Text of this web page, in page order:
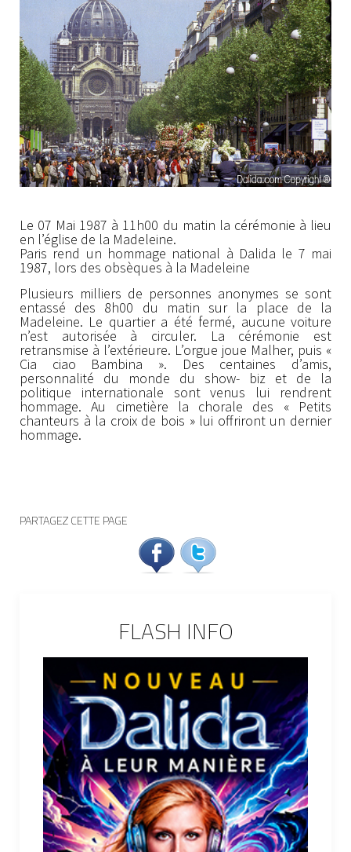
Le 07 Mai 1987 à 11h00 du matin la cérémonie à lieu
en l’église de la Madeleine.
Paris rend un hommage national à Dalida le 7 mai
1987, lors des obsèques à la Madeleine
Plusieurs milliers de personnes anonymes se sont
entassé des 8h00 du matin sur la place de la
Madeleine. Le quartier a été fermé, aucune voiture
n’est autorisée à circuler. La cérémonie est
retransmise à l’extérieure. L’orgue joue Malher, puis «
Cia ciao Bambina ». Des centaines d’amis,
personnalité du monde du show- biz et de la
politique internationale sont venus lui rendrent
hommage. Au cimetière la chorale des « Petits
chanteurs à la croix de bois » lui offriront un dernier
hommage.
PARTAGEZ CETTE PAGE
FLASH INFO